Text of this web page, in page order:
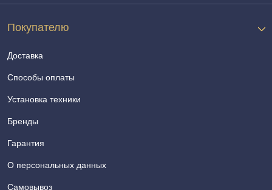
Покупателю
Доставка
Способы оплаты
Установка техники
Бренды
Гарантия
О персональных данных
Самовывоз